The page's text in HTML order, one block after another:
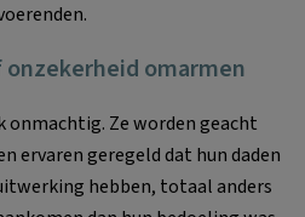
omarmen
onmachtig. Ze worden geacht
ervaren geregeld dat hun daden
hebben, totaal anders